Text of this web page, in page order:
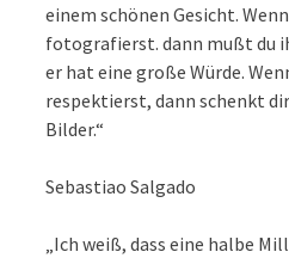
einem schönen Gesicht.
fotografierst. dann mußt du
er hat eine große Würde.
respektierst, dann schenkt
Bilder.“
Sebastiao Salgado
„Ich weiß, dass eine halbe